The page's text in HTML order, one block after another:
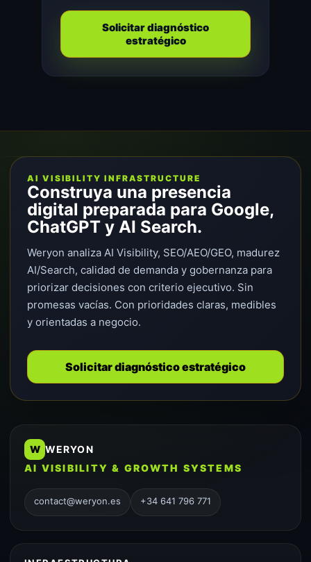
Solicitar diagnóstico
estratégico
AI VISIBILITY INFRASTRUCTURE
Construya una presencia
digital preparada para Google,
ChatGPT y AI Search.
Weryon analiza AI Visibility, SEO/AEO/GEO, madurez
AI/Search, calidad de demanda y gobernanza para
priorizar decisiones con criterio ejecutivo. Sin
promesas vacías. Con prioridades claras, medibles
y orientadas a negocio.
Solicitar diagnóstico estratégico
W WERYON
AI VISIBILITY & GROWTH SYSTEMS
contact@weryon.es +34 641 796 771